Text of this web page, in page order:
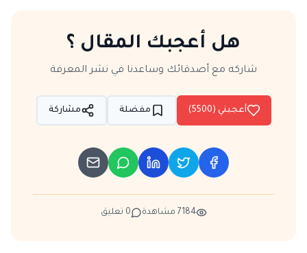
هل أعجبك المقال ؟
شاركه مع أصدقائك وساعدنا في نشر المعرفة
أعجبني (5500
) مفضلة مشاركة
7184 مشاهدة 0 تعليق